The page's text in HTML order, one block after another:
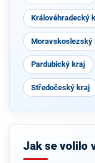
Královéhradecký
Moravskoslezský
Pardubický kraj
Středočeský kraj
Jak se volilo